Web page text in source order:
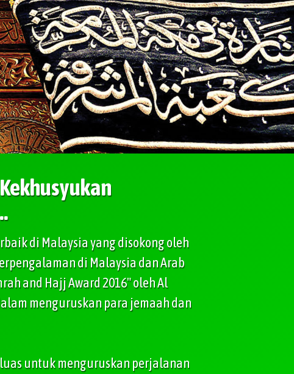
di Malaysia yang disokong oleh
di Malaysia dan Arab
and Hajj Award 2016" oleh Al
menguruskan para jemaah dan
luas untuk menguruskan perjalanan